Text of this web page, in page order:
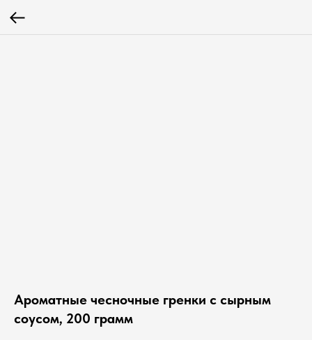
Ароматные чесночные гренки с сырным
соусом, 200 грамм